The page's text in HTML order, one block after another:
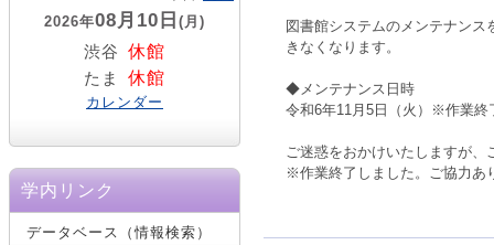
2026年08月10日 (月)
渋谷 休館
たま 休館
カレンダー
学内リンク
データベース（情報検索）
図書館システムのメンテナン
きなくなります。
◆メンテナンス日時
令和6年11月5日（火）
※作業終
ご迷惑をおかけいたしますが
※作業終了しました。ご協力あ